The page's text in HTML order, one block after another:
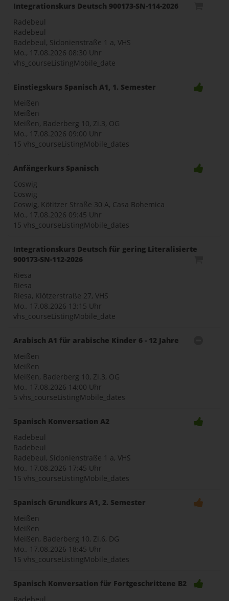
Integrationskurs Deutsch 900173-SN-114-2026
Radebeul
Radebeul
Radebeul, Sidonienstraße 1 a, VHS
Mo., 17.08.2026 08:30 Uhr
vhs_courseListingMobile_date
Einstiegskurs Spanisch A1, 1. Semester
Meißen
Meißen
Meißen, Baderberg 10, Zi.3, OG
Mo., 17.08.2026 09:00 Uhr
15 vhs_courseListingMobile_dates
Anfängerkurs Spanisch
Coswig
Coswig
Coswig, Kötitzer Straße 30 A, Casa Bohemica
Mo., 17.08.2026 09:45 Uhr
15 vhs_courseListingMobile_dates
Integrationskurs Deutsch für gering Literalisierte
900173-SN-112-2026
Riesa
Riesa
Riesa, Klötzerstraße 27, VHS
Mo., 17.08.2026 13:15 Uhr
vhs_courseListingMobile_date
Arabisch A1 für arabische Kinder 6 - 12 Jahre
Meißen
Meißen
Meißen, Baderberg 10, Zi.3, OG
Mo., 17.08.2026 14:00 Uhr
5 vhs_courseListingMobile_dates
Spanisch Konversation A2
Radebeul
Radebeul
Radebeul, Sidonienstraße 1 a, VHS
Mo., 17.08.2026 17:45 Uhr
15 vhs_courseListingMobile_dates
Spanisch Grundkurs A1, 2. Semester
Meißen
Meißen
Meißen, Baderberg 10, Zi.6, DG
Mo., 17.08.2026 18:45 Uhr
15 vhs_courseListingMobile_dates
Spanisch Konversation für Fortgeschrittene B2